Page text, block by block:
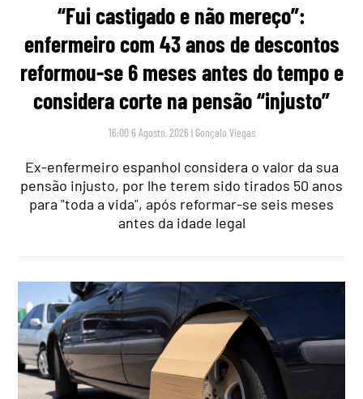
“Fui castigado e não mereço”:
enfermeiro com 43 anos de descontos
reformou-se 6 meses antes do tempo e
considera corte na pensão “injusto”
16:00 6 Agosto, 2026 | Gonçalo Viegas
Ex-enfermeiro espanhol considera o valor da sua
pensão injusto, por lhe terem sido tirados 50 anos
para "toda a vida", após reformar-se seis meses
antes da idade legal